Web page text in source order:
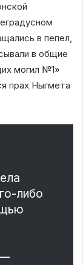
в пепел,
в общие
могил №1»
прах Ныгмета
либо
—